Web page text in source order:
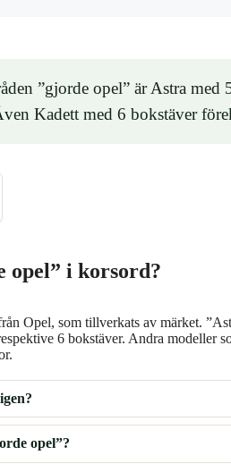
”gjorde opel” är Astra med
Kadett med 6 bokstäver
opel” i korsord?
Opel, som tillverkats av märket.
6 bokstäver. Andra modeller
opel”?